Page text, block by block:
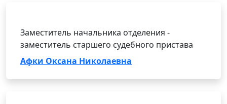
Заместитель начальника отделения -
заместитель старшего судебного пристава
Афки Оксана Николаевна